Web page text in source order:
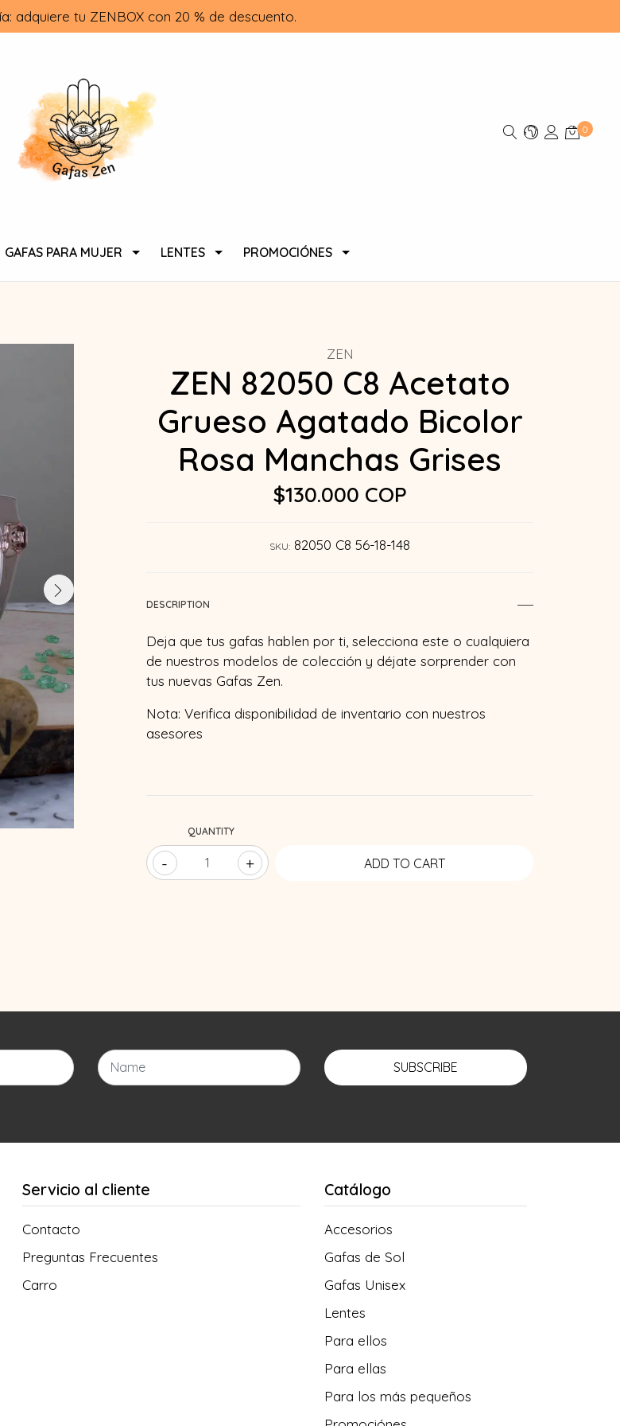
adquiere tu ZENBOX con 20 % de descuento.
0
GAFAS PARA MUJER LENTES PROMOCIÓNES
ZEN
ZEN 82050 C8 Acetato
Grueso Agatado Bicolor
Rosa Manchas Grises
$130.000 COP
SKU: 82050 C8 56-18-148
DESCRIPTION
Deja que tus gafas hablen por ti, selecciona este o cualquiera
de nuestros modelos de colección y déjate sorprender con
tus nuevas Gafas Zen.
Nota: Verifica disponibilidad de inventario con nuestros
asesores
QUANTITY
- +
SUBSCRIBE
Servicio al cliente
Contacto
Preguntas Frecuentes
Carro
Catálogo
Accesorios
Gafas de Sol
Gafas Unisex
Lentes
Para ellos
Para ellas
Para los más pequeños